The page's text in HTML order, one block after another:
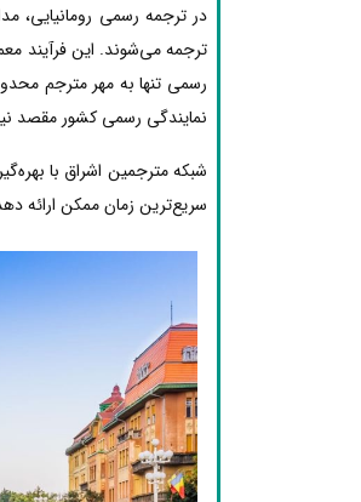
در ترجمه رسمی رومانیایی،
ترجمه می‌شوند. این فرآیند
رسمی تنها به مهر مترجم
نمایندگی رسمی کشور مقصد
شبکه مترجمین اشراق با
سریع‌ترین زمان ممکن ارائه